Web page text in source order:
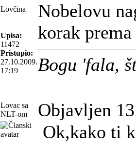
Lovčina
Upisa:
11472
Pristupio:
27.10.2009.
17:19
Nobelovu
korak
Bogu 'fala,
Lovac sa
NLT-om
Objavljen
Ok,kako ti